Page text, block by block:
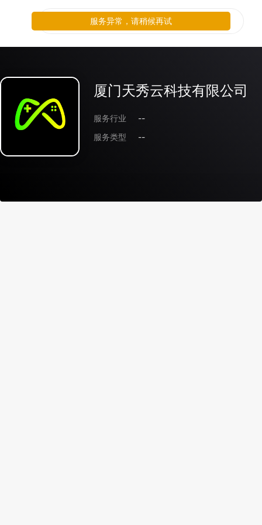
厦门天秀云科技有限公司
服务行业
--
服务类型
--
服务异常，请稍候再试